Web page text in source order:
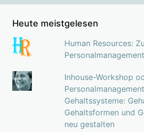
Heute meistgelesen
Human Resources:
Personalmanagement
Inhouse-Workshop
Gehaltssysteme:
Gehaltsformen und
neu gestalten